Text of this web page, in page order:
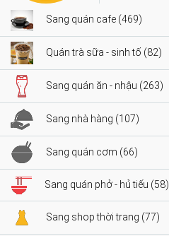
Sang quán cafe (469)
Quán trà sữa - sinh tố (82)
Sang quán ăn - nhậu (263)
Sang nhà hàng (107)
Sang quán cơm (66)
Sang quán phở - hủ tiếu (58)
Sang shop thời trang (77)